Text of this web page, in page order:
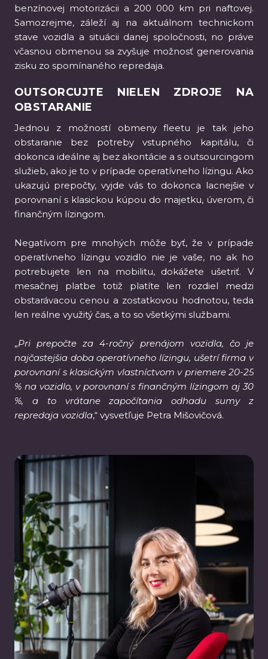
benzínovej motorizácii a 200 000 km pri naftovej.
Samozrejme, záleží aj na aktuálnom technickom
stave vozidla a situácii danej spoločnosti, no práve
včasnou obmenou sa zvyšuje možnosť generovania
zisku zo spomínaného repredaja.
OUTSORCUJTE NIELEN ZDROJE NA
OBSTARANIE
Jednou z možností obmeny fleetu je tak jeho
obstaranie bez potreby vstupného kapitálu, či
dokonca ideálne aj bez akontácie a s outsourcingom
služieb, ako je to v prípade operatívneho lízingu. Ako
ukazujú prepočty, vyjde vás to dokonca lacnejšie v
porovnaní s klasickou kúpou do majetku, úverom, či
finančným lízingom.
Negatívom pre mnohých môže byť, že v prípade
operatívneho lízingu vozidlo nie je vaše, no ak ho
potrebujete len na mobilitu, dokážete ušetriť. V
mesačnej platbe totiž platíte len rozdiel medzi
obstarávacou cenou a zostatkovou hodnotou, teda
len reálne využitý čas, a to so všetkými službami.
„Pri prepočte za 4-ročný prenájom vozidla, čo je
najčastejšia doba operatívneho lízingu, ušetrí firma v
porovnaní s klasickým vlastníctvom v priemere 20-25
% na vozidlo, v porovnaní s finančným lízingom aj 30
%, a to vrátane započítania odhadu sumy z
repredaja vozidla,“ vysvetľuje Petra Mišovičová.